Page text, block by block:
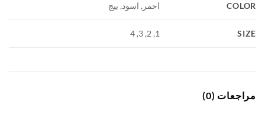
احمر, اسود, بيج
(0)